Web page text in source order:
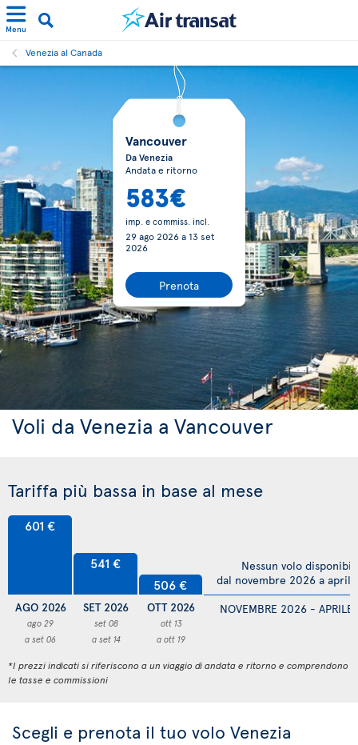
Menu
Venezia al Canada
Vancouver
Da Venezia
Andata e ritorno
583€
imp. e commiss. incl.
29 ago 2026a 13 set
2026
Prenota
Voli da Venezia a Vancouver
Tariffa più bassa in base al mese
601 €
AGO 2026
ago 29
a set 06
541 €
SET 2026
set 08
a set 14
506 €
OTT 2026
ott 13
a ott 19
NOVEMBRE 2026 -
Nessun volo
dal novembre 2026 a
*I prezzi indicati si riferiscono a un viaggio di andata e ritorno e comprendono
le tasse e commissioni
Scegli e prenota il tuo volo Venezia